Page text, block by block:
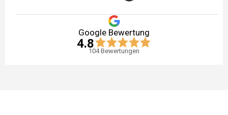
Google Bewertung
4.8
104Bewertungen